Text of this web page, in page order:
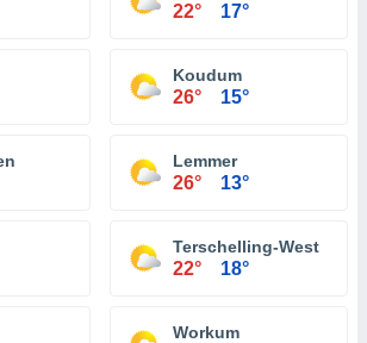
22° 17°
Koudum
26° 15°
Lemmer
26° 13°
Terschelling-West
22° 18°
Workum